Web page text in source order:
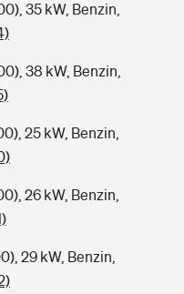
35 kW, Benzin,
38 kW, Benzin,
25 kW, Benzin,
26 kW, Benzin,
29 kW, Benzin,